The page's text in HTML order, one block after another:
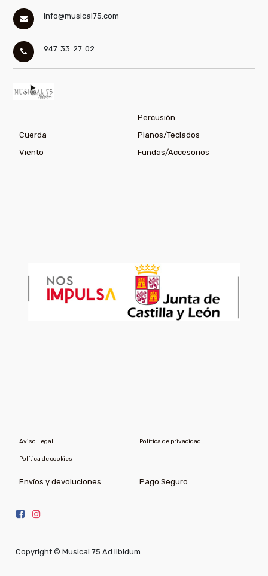
info@musical75.com
947 33 27 02
Percusión
Cuerda
Pianos/Teclados
Viento
Fundas/Accesorios
Aviso Legal Política de privacidad
Política de cookies
Envíos y devoluciones Pago Seguro
Copyright © Musical 75 Ad libidum